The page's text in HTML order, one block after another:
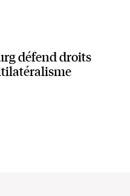
défend droits